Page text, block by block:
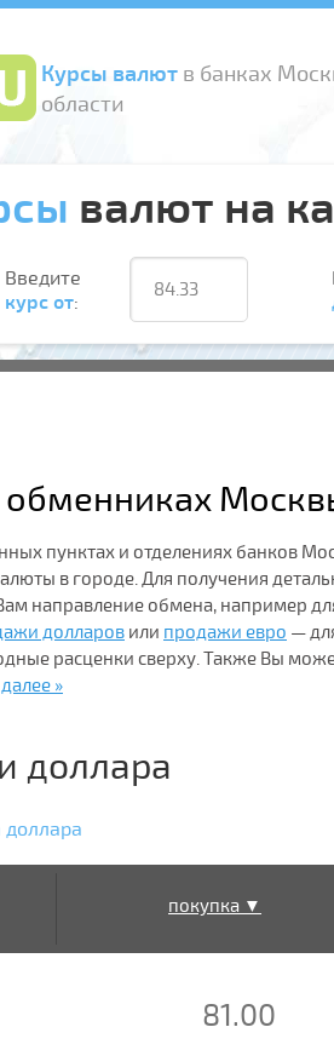
Курсы валютв банках
области
валют на
Введите
курс от:
обменниках
пунктах и отделениях банков
в городе. Для получения
направление обмена, например
долларов или продажи евро —
расценки сверху. Также Вы
далее »
доллара
покупка ▼
81.00